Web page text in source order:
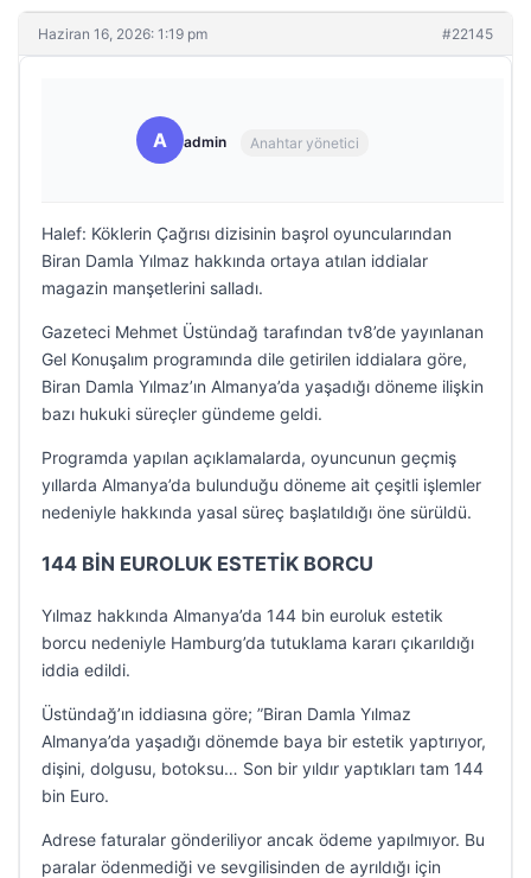
Haziran 16, 2026: 1:19 pm #22145
A admin Anahtar yönetici
Halef: Köklerin Çağrısı dizisinin başrol oyuncularından
Biran Damla Yılmaz hakkında ortaya atılan iddialar
magazin manşetlerini salladı.
Gazeteci Mehmet Üstündağ tarafından tv8’de yayınlanan
Gel Konuşalım programında dile getirilen iddialara göre,
Biran Damla Yılmaz’ın Almanya’da yaşadığı döneme ilişkin
bazı hukuki süreçler gündeme geldi.
Programda yapılan açıklamalarda, oyuncunun geçmiş
yıllarda Almanya’da bulunduğu döneme ait çeşitli işlemler
nedeniyle hakkında yasal süreç başlatıldığı öne sürüldü.
144 BİN EUROLUK ESTETİK BORCU
Yılmaz hakkında Almanya’da 144 bin euroluk estetik
borcu nedeniyle Hamburg’da tutuklama kararı çıkarıldığı
iddia edildi.
Üstündağ’ın iddiasına göre; ”Biran Damla Yılmaz
Almanya’da yaşadığı dönemde baya bir estetik yaptırıyor,
dişini, dolgusu, botoksu… Son bir yıldır yaptıkları tam 144
bin Euro.
Adrese faturalar gönderiliyor ancak ödeme yapılmıyor. Bu
paralar ödenmediği ve sevgilisinden de ayrıldığı için